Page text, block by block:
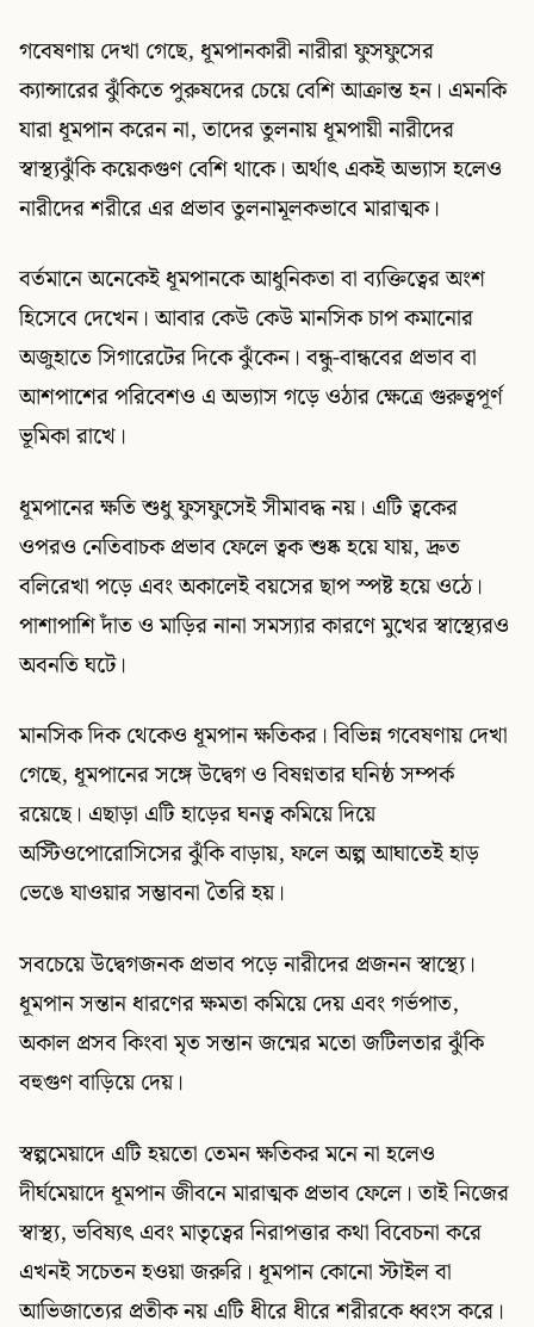
গবেষণায় দেখা গেছে, ধূমপানকারী নারীরা ফুসফুসের
ক্যান্সারের ঝুঁকিতে পুরুষদের চেয়ে বেশি আক্রান্ত হন। এমনকি
যারা ধূমপান করেন না, তাদের তুলনায় ধূমপায়ী নারীদের
স্বাস্থ্যঝুঁকি কয়েকগুণ বেশি থাকে। অর্থাৎ একই অভ্যাস হলেও
নারীদের শরীরে এর প্রভাব তুলনামূলকভাবে মারাত্মক।
বর্তমানে অনেকেই ধূমপানকে আধুনিকতা বা ব্যক্তিত্বের অংশ
হিসেবে দেখেন। আবার কেউ কেউ মানসিক চাপ কমানোর
অজুহাতে সিগারেটের দিকে ঝুঁকেন। বন্ধু-বান্ধবের প্রভাব বা
আশপাশের পরিবেশও এ অভ্যাস গড়ে ওঠার ক্ষেত্রে গুরুত্বপূর্ণ
ভূমিকা রাখে।
ধূমপানের ক্ষতি শুধু ফুসফুসেই সীমাবদ্ধ নয়। এটি ত্বকের
ওপরও নেতিবাচক প্রভাব ফেলে ত্বক শুষ্ক হয়ে যায়, দ্রুত
বলিরেখা পড়ে এবং অকালেই বয়সের ছাপ স্পষ্ট হয়ে ওঠে।
পাশাপাশি দাঁত ও মাড়ির নানা সমস্যার কারণে মুখের স্বাস্থ্যেরও
অবনতি ঘটে।
মানসিক দিক থেকেও ধূমপান ক্ষতিকর। বিভিন্ন গবেষণায় দেখা
গেছে, ধূমপানের সঙ্গে উদ্বেগ ও বিষণ্নতার ঘনিষ্ঠ সম্পর্ক
রয়েছে। এছাড়া এটি হাড়ের ঘনত্ব কমিয়ে দিয়ে
অস্টিওপোরোসিসের ঝুঁকি বাড়ায়, ফলে অল্প আঘাতেই হাড়
ভেঙে যাওয়ার সম্ভাবনা তৈরি হয়।
সবচেয়ে উদ্বেগজনক প্রভাব পড়ে নারীদের প্রজনন স্বাস্থ্যে।
ধূমপান সন্তান ধারণের ক্ষমতা কমিয়ে দেয় এবং গর্ভপাত,
অকাল প্রসব কিংবা মৃত সন্তান জন্মের মতো জটিলতার ঝুঁকি
বহুগুণ বাড়িয়ে দেয়।
স্বল্পমেয়াদে এটি হয়তো তেমন ক্ষতিকর মনে না হলেও
দীর্ঘমেয়াদে ধূমপান জীবনে মারাত্মক প্রভাব ফেলে। তাই নিজের
স্বাস্থ্য, ভবিষ্যৎ এবং মাতৃত্বের নিরাপত্তার কথা বিবেচনা করে
এখনই সচেতন হওয়া জরুরি। ধূমপান কোনো স্টাইল বা
আভিজাত্যের প্রতীক নয় এটি ধীরে ধীরে শরীরকে ধ্বংস করে।